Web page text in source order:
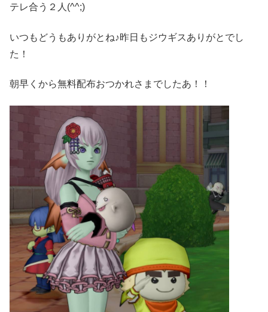
テレ合う２人(^^;)
いつもどうもありがとね♪昨日もジウギスありがとでし
た！
朝早くから無料配布おつかれさまでしたあ！！